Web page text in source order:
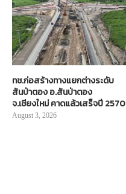
ทช.ก่อสร้างทางแยกต่างระดับ
สันป่าตอง อ.สันป่าตอง
จ.เชียงใหม่ คาดแล้วเสร็จปี 2570
August 3, 2026